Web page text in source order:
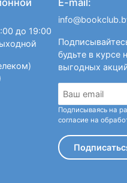
до 19:00
будьте в курсе
выгодных
Подписываясь на
согласие на